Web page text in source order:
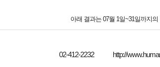
아래 결과는 07월 1일~31일까지
02-412-2232 http://